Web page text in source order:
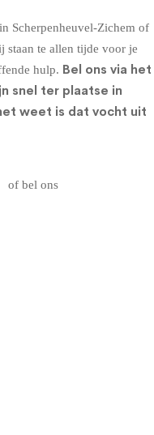
Scherpenheuvel-Zichem of
staan te allen tijde voor je
hulp. Bel ons via het
snel ter plaatse in
weet is dat vocht uit
of bel ons